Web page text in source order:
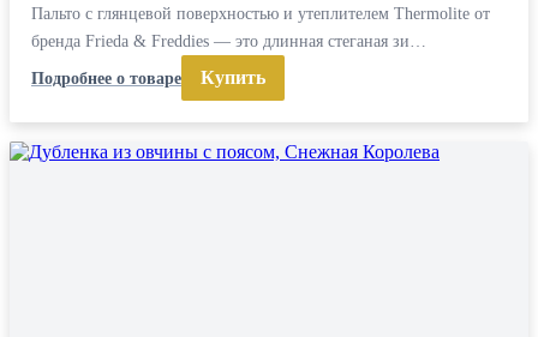
Пальто с глянцевой поверхностью и утеплителем Thermolite от
бренда Frieda & Freddies — это длинная стеганая зи…
Подробнее о товаре
Купить